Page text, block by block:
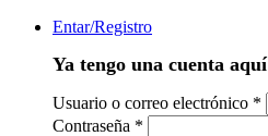
Entar/Registro
Ya tengo una cuenta aquí
Usuario o correo electrónico *
Contraseña *